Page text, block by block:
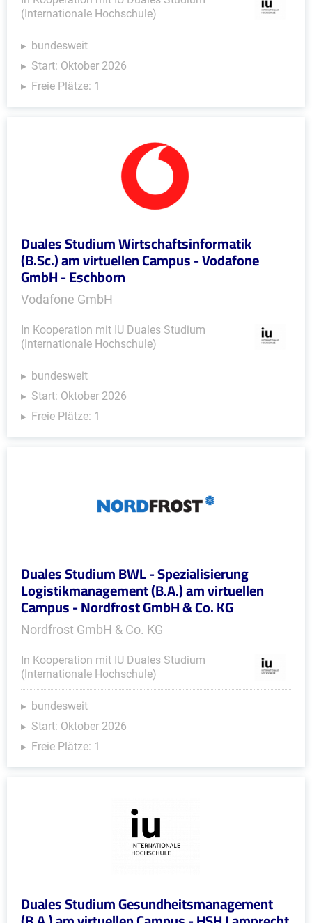
(Internationale Hochschule)
bundesweit
Start: Oktober 2026
Freie Plätze: 1
Duales Studium Wirtschaftsinformatik
(B.Sc.) am virtuellen Campus - Vodafone
GmbH - Eschborn
Vodafone GmbH
In Kooperation mit IU Duales Studium
(Internationale Hochschule)
bundesweit
Start: Oktober 2026
Freie Plätze: 1
Duales Studium BWL - Spezialisierung
Logistikmanagement (B.A.) am virtuellen
Campus - Nordfrost GmbH & Co. KG
Nordfrost GmbH & Co. KG
In Kooperation mit IU Duales Studium
(Internationale Hochschule)
bundesweit
Start: Oktober 2026
Freie Plätze: 1
Duales Studium Gesundheitsmanagement